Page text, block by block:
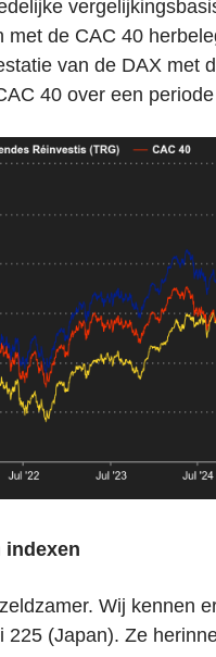
met de CAC 40
van de DAX met
40 over een
indexen
Wij kennen
225 (Japan). Ze